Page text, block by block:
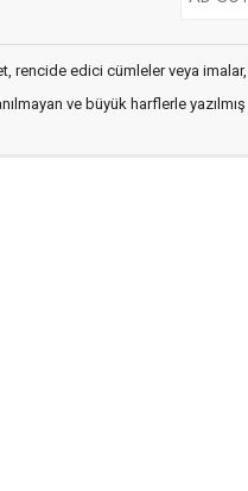
rencide edici cümleler veya
ve büyük harflerle